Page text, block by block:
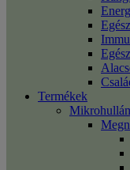
Termékek